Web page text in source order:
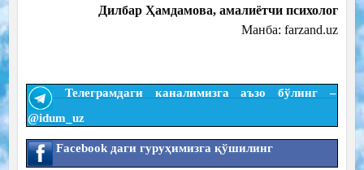
Дилбар Ҳамдамова, амалиётчи психолог
Манба: farzand.uz
Телеграмдаги каналимизга аъзо бўлинг –
@idum_uz
Facebook даги гуруҳимизга қўшилинг